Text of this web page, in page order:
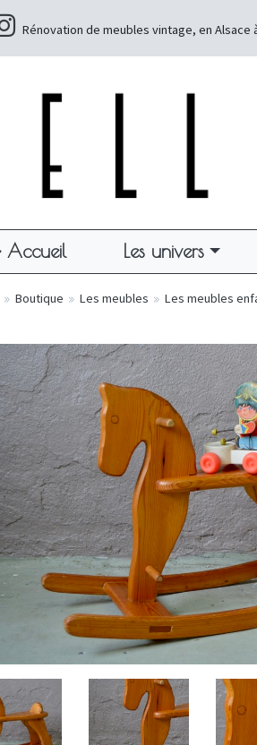
Rénovation de meubles vintage, en Alsace
Accueil Les univers
» Boutique » Les meubles » Les meubles